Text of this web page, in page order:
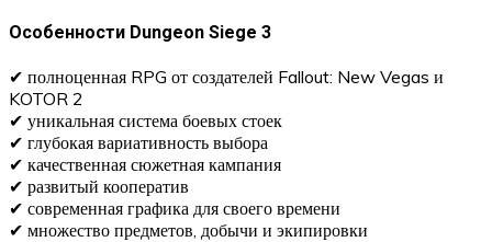
Особенности Dungeon Siege 3
✔ полноценная RPG от создателей Fallout: New Vegas и
KOTOR 2
✔ уникальная система боевых стоек
✔ глубокая вариативность выбора
✔ качественная сюжетная кампания
✔ развитый кооператив
✔ современная графика для своего времени
✔ множество предметов, добычи и экипировки